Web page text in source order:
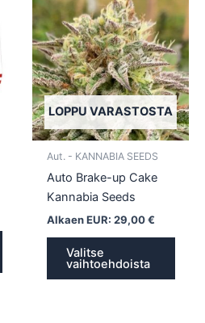
tuotteella
useampi
muunnelma.
tehdä
valinnat
LOPPU VARASTOSTA
Aut. - KANNABIA SEEDS
Auto Brake-up Cake
Kannabia Seeds
Alkaen EUR: 29,00€
Valitse
vaihtoehdoista
on
Voit
tehdä